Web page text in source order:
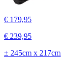
€ 179,95
€ 239,95
± 245cm x 217cm